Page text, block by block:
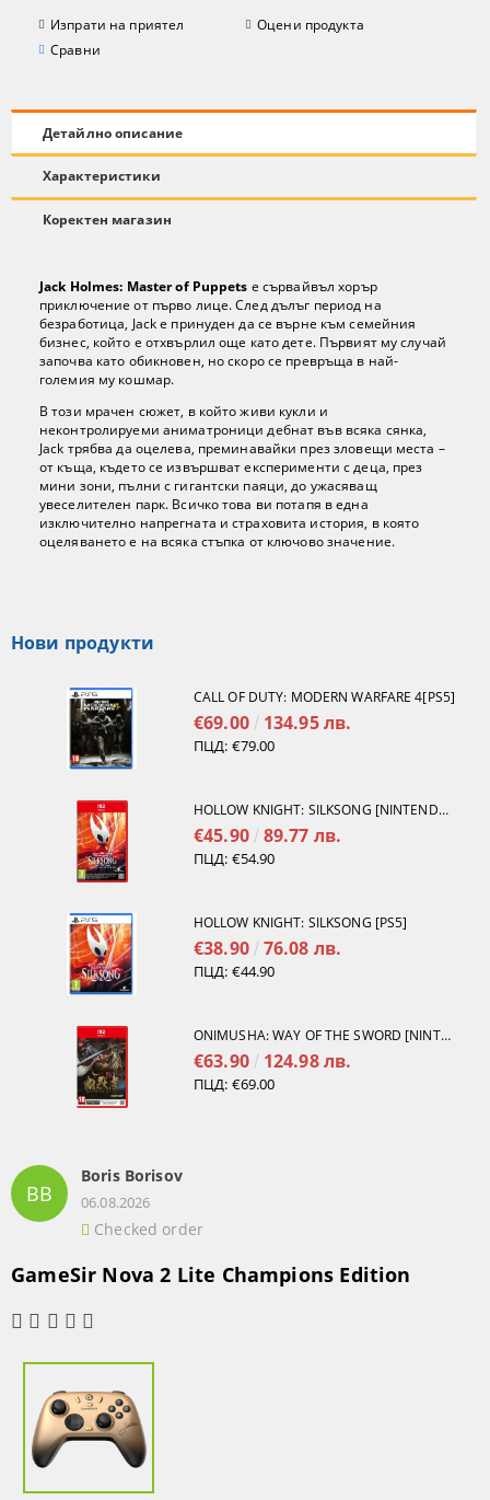
Изпрати на приятел
Оцени продукта
Сравни
Детайлно описание
Характеристики
Коректен магазин
Jack Holmes: Master of Puppets е сървайвъл хорър
приключение от първо лице. След дълъг период на
безработица, Jack е принуден да се върне към семейния
бизнес, който е отхвърлил още като дете. Първият му случай
започва като обикновен, но скоро се превръща в най-
големия му кошмар.
В този мрачен сюжет, в който живи кукли и
неконтролируеми аниматроници дебнат във всяка сянка,
Jack трябва да оцелева, преминавайки през зловещи места –
от къща, където се извършват експерименти с деца, през
мини зони, пълни с гигантски паяци, до ужасяващ
увеселителен парк. Всичко това ви потапя в една
изключително напрегната и страховита история, в която
оцеляването е на всяка стъпка от ключово значение.
Нови продукти
CALL OF DUTY: MODERN WARFARE 4[PS5]
€69.00 134.95 лв.
ПЦД: €79.00
HOLLOW KNIGHT: SILKSONG [NINTENDO SWITCH 2]
€45.90 89.77 лв.
ПЦД: €54.90
HOLLOW KNIGHT: SILKSONG [PS5]
€38.90 76.08 лв.
ПЦД: €44.90
ONIMUSHA: WAY OF THE SWORD [NINTENDO SWITCH 2]
€63.90 124.98 лв.
ПЦД: €69.00
BB
Boris Borisov
06.08.2026
Checked order
GameSir Nova 2 Lite Champions Edition